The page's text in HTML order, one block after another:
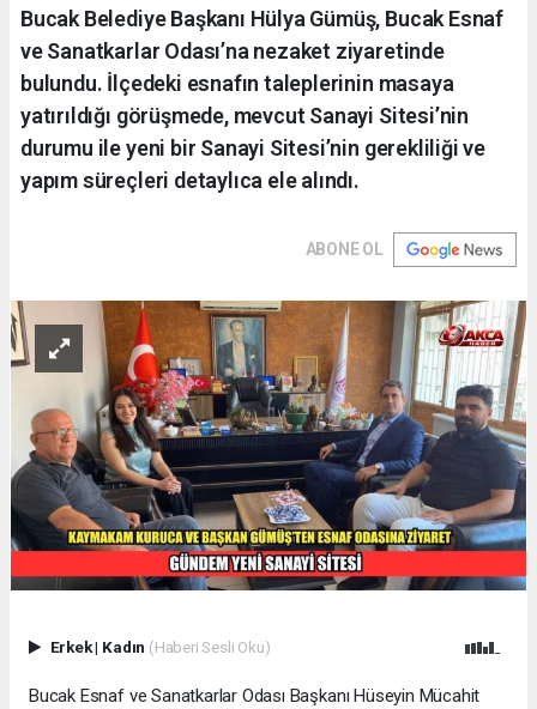
Bucak Belediye Başkanı Hülya Gümüş, Bucak Esnaf
ve Sanatkarlar Odası’na nezaket ziyaretinde
bulundu. İlçedeki esnafın taleplerinin masaya
yatırıldığı görüşmede, mevcut Sanayi Sitesi’nin
durumu ile yeni bir Sanayi Sitesi’nin gerekliliği ve
yapım süreçleri detaylıca ele alındı.
ABONE OL
Erkek| Kadın (Haberi Sesli Oku)
Bucak Esnaf ve Sanatkarlar Odası Başkanı Hüseyin Mücahit